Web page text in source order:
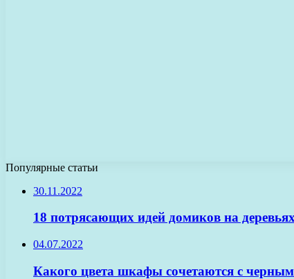
Популярные статьи
30.11.2022
18 потрясающих идей домиков на
04.07.2022
Какого цвета шкафы сочетаются с